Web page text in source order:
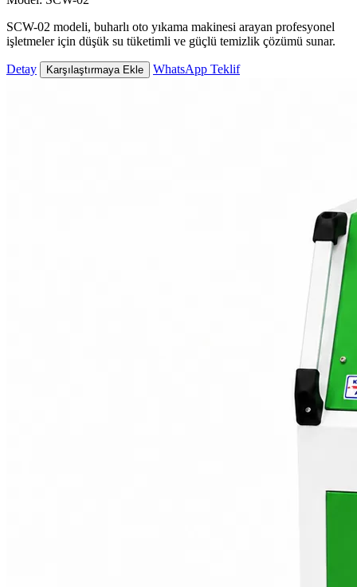
SCW-02 modeli, buharlı oto yıkama makinesi arayan profesyonel
işletmeler için düşük su tüketimli ve güçlü temizlik çözümü sunar.
Detay Karşılaştırmaya Ekle WhatsApp Teklif